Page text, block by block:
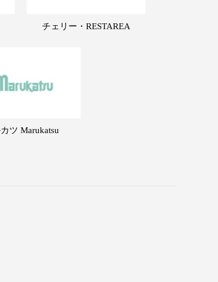
チェリー・RESTAREA
ツ Marukatsu